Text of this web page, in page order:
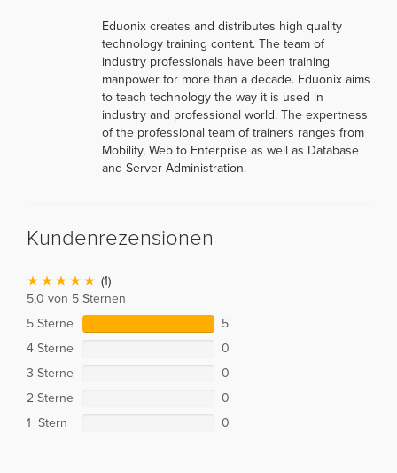
Eduonix creates and distributes high quality
technology training content. The team of
industry professionals have been training
manpower for more than a decade. Eduonix aims
to teach technology the way it is used in
industry and professional world. The expertness
of the professional team of trainers ranges from
Mobility, Web to Enterprise as well as Database
and Server Administration.
Kundenrezensionen
(1)
5,0 von 5 Sternen
5 Sterne
5
4 Sterne
0
3 Sterne
0
2 Sterne
0
1 Stern
0